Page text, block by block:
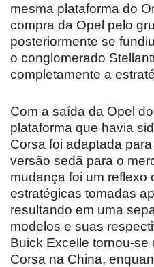
mesma plataforma do
compra da Opel pelo
posteriormente se
o conglomerado
completamente a
Com a saída da Opel
plataforma que havia
Corsa foi adaptada
versão sedã para o
mudança foi um reflexo
estratégicas tomadas
resultando em uma
modelos e suas
Buick Excelle tornou-
Corsa na China,